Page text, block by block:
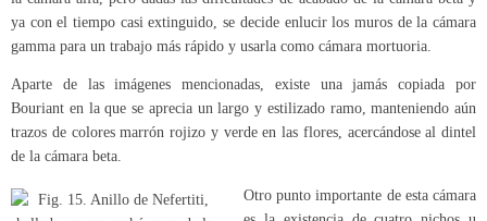
ya con el tiempo casi extinguido, se decide enlucir los muros de la cámara
gamma para un trabajo más rápido y usarla como cámara mortuoria.
Aparte de las imágenes mencionadas, existe una jamás copiada por
Bouriant en la que se aprecia un largo y estilizado ramo, manteniendo aún
trazos de colores marrón rojizo y verde en las flores, acercándose al dintel
de la cámara beta.
Otro punto importante de esta cámara